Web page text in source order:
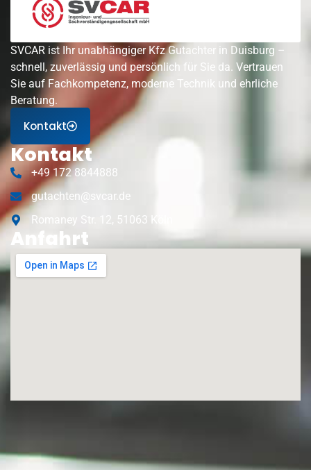
SVCAR ist Ihr unabhängiger Kfz Gutachter in Duisburg –
schnell, zuverlässig und persönlich für Sie da. Vertrauen
Sie auf Fachkompetenz, moderne Technik und ehrliche
Beratung.
Kontakt
Kontakt
+49 172 8844888
gutachten@svcar.de
Romaney Str. 12, 51063 Köln
Anfahrt